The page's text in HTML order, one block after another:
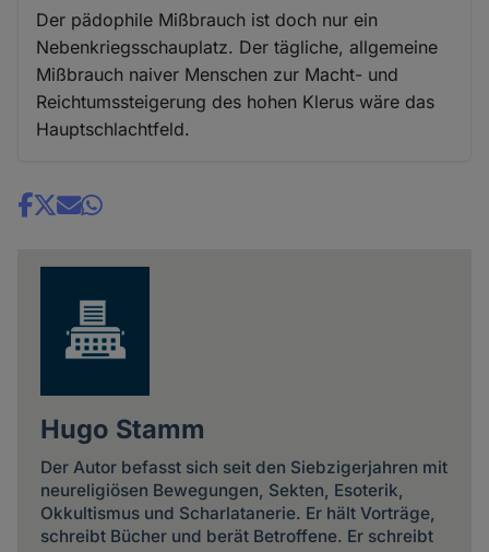
Der pädophile Mißbrauch ist doch nur ein
Nebenkriegsschauplatz. Der tägliche, allgemeine
Mißbrauch naiver Menschen zur Macht- und
Reichtumssteigerung des hohen Klerus wäre das
Hauptschlachtfeld.
Share
Hugo Stamm
Der Autor befasst sich seit den Siebzigerjahren mit
neureligiösen Bewegungen, Sekten, Esoterik,
Okkultismus und Scharlatanerie. Er hält Vorträge,
schreibt Bücher und berät Betroffene. Er schreibt